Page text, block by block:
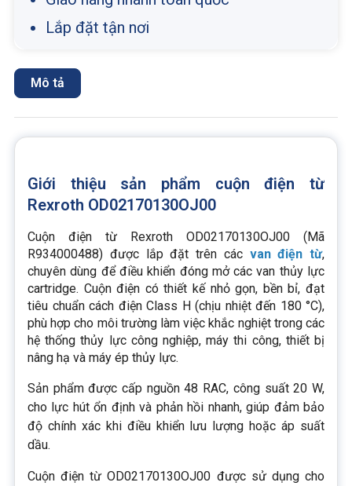
Lắp đặt tận nơi
Mô tả
Giới thiệu sản phẩm cuộn điện từ
Rexroth OD02170130OJ00
Cuộn điện từ Rexroth OD02170130OJ00 (Mã
R934000488) được lắp đặt trên các van điện từ,
chuyên dùng để điều khiển đóng mở các van thủy lực
cartridge. Cuộn điện có thiết kế nhỏ gọn, bền bỉ, đạt
tiêu chuẩn cách điện Class H (chịu nhiệt đến 180 °C),
phù hợp cho môi trường làm việc khắc nghiệt trong các
hệ thống thủy lực công nghiệp, máy thi công, thiết bị
nâng hạ và máy ép thủy lực.
Sản phẩm được cấp nguồn 48 RAC, công suất 20 W,
cho lực hút ổn định và phản hồi nhanh, giúp đảm bảo
độ chính xác khi điều khiển lưu lượng hoặc áp suất
dầu.
Cuộn điện từ OD02170130OJ00 được sử dụng cho